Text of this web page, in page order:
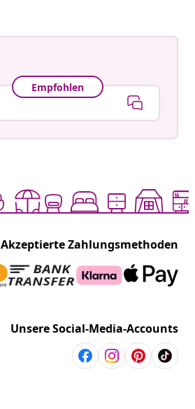
Empfohlen
Akzeptierte Zahlungsmethoden
Unsere Social-Media-Accounts